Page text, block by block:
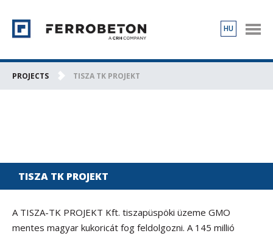
PRODUCTS
HU
PROJECTS TISZA TK PROJEKT
TISZA TK PROJEKT
A TISZA-TK PROJEKT Kft. tiszapüspöki üzeme GMO
mentes magyar kukoricát fog feldolgozni. A 145 millió